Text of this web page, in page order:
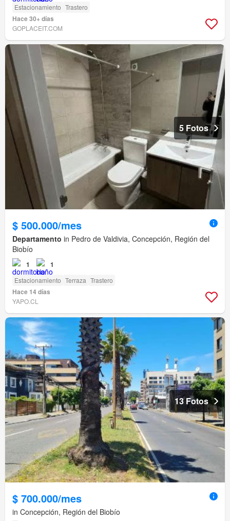
Estacionamiento Trastero
Hace 30+ días
GOPLACEIT.COM
5 Fotos
$ 500.000/mes
Departamento in Pedro de Valdivia, Concepción, Región del
Biobío
1 1
Estacionamiento Terraza Trastero
Hace 14 días
YAPO.CL
13 Fotos
$ 700.000/mes
in Concepción, Región del Biobío